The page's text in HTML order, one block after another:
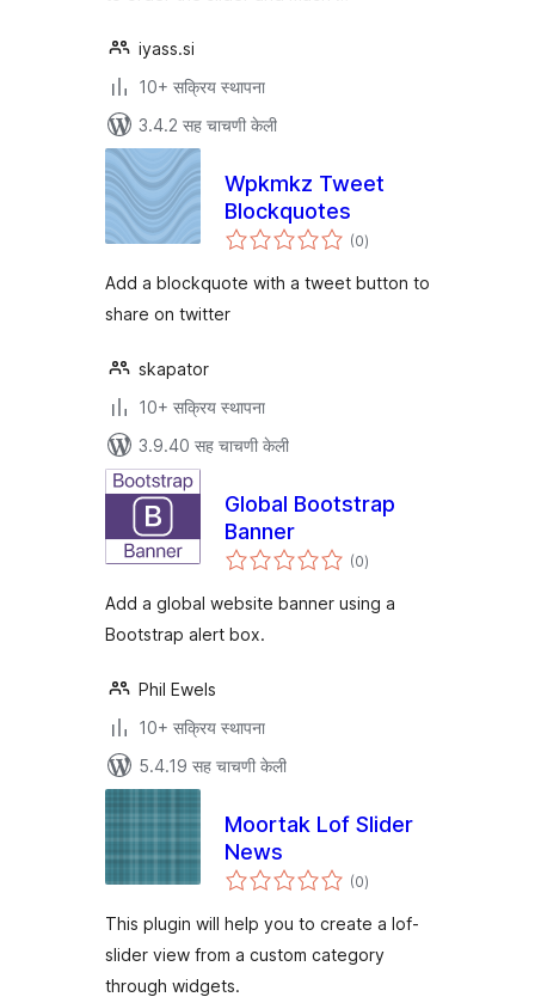
iyass.si
10+ सक्रिय स्थापना
3.4.2 सह चाचणी केली
Wpkmkz Tweet
Blockquotes
(0एकूण
मूल्यांकन
)
Add a blockquote with a tweet button to
share on twitter
skapator
10+ सक्रिय स्थापना
3.9.40 सह चाचणी केली
Global Bootstrap
Banner
(0एकूण
मूल्यांकन
)
Add a global website banner using a
Bootstrap alert box.
Phil Ewels
10+ सक्रिय स्थापना
5.4.19 सह चाचणी केली
Moortak Lof Slider
News
(0एकूण
मूल्यांकन
)
This plugin will help you to create a lof-
slider view from a custom category
through widgets.